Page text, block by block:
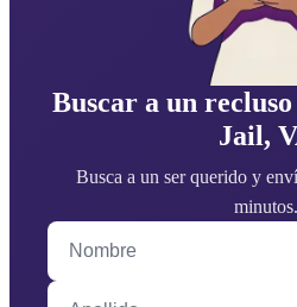
Buscar a un recluso
Jail,
Busca a un ser querido y
minutos.
Nombre
Apellido